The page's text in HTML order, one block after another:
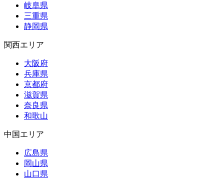
岐阜県
三重県
静岡県
関西エリア
大阪府
兵庫県
京都府
滋賀県
奈良県
和歌山
中国エリア
広島県
岡山県
山口県